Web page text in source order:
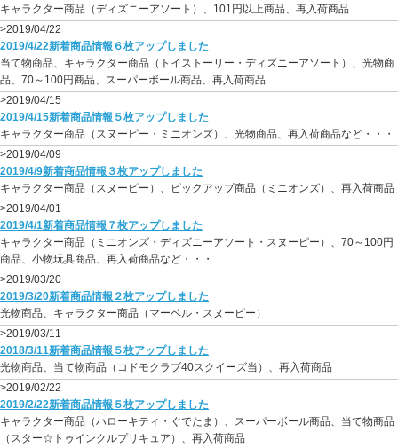
キャラクター商品（ディズニーアソート）、101円以上商品、再入荷商品
>2019/04/22
2019/4/22新着商品情報６枚アップしました
当て物商品、キャラクター商品（トイストーリー・ディズニーアソート）、光物商
品、70～100円商品、スーパーボール商品、再入荷商品
>2019/04/15
2019/4/15新着商品情報５枚アップしました
キャラクター商品（スヌーピー・ミニオンズ）、光物商品、再入荷商品など・・・
>2019/04/09
2019/4/9新着商品情報３枚アップしました
キャラクター商品（スヌーピー）、ピックアップ商品（ミニオンズ）、再入荷商品
>2019/04/01
2019/4/1新着商品情報７枚アップしました
キャラクター商品（ミニオンズ・ディズニーアソート・スヌーピー）、70～100円
商品、小物玩具商品、再入荷商品など・・・
>2019/03/20
2019/3/20新着商品情報２枚アップしました
光物商品、キャラクター商品（マーベル・スヌーピー）
>2019/03/11
2018/3/11新着商品情報５枚アップしました
光物商品、当て物商品（コドモクラブ40スクイーズ当）、再入荷商品
>2019/02/22
2019/2/22新着商品情報５枚アップしました
キャラクター商品（ハローキティ・ぐでたま）、スーパーボール商品、当て物商品
（スター☆トゥインクルプリキュア）、再入荷商品